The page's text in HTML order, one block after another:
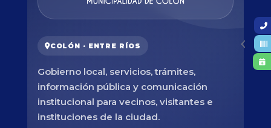
COLÓN · ENTRE RÍOS
Gobierno local, servicios, trámites,
información pública y comunicación
institucional para vecinos, visitantes e
instituciones de la ciudad.